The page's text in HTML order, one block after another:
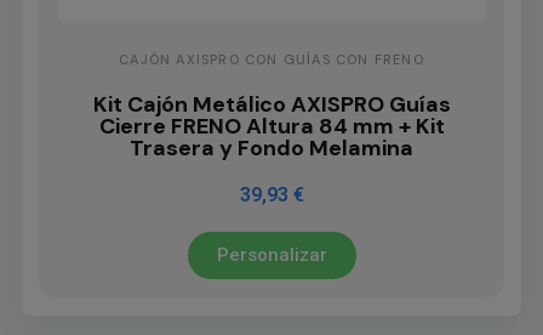
CAJÓN AXISPRO CON GUÍAS CON FRENO
Kit Cajón Metálico AXISPRO Guías
Cierre FRENO Altura 84 mm + Kit
Trasera y Fondo Melamina
39,93 €
Personalizar